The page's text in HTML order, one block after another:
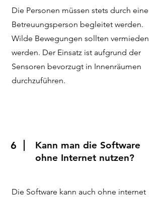
Die Personen müssen stets durch eine
Betreuungsperson begleitet werden.
Wilde Bewegungen sollten vermieden
werden. Der Einsatz ist aufgrund der
Sensoren bevorzugt in Innenräumen
durchzuführen.
6
Kann man die Software
ohne Internet nutzen?
Die Software kann auch ohne internet